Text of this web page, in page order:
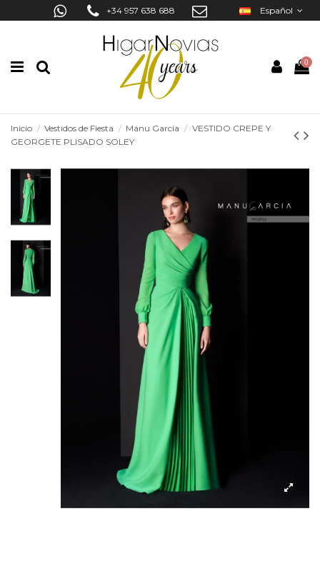
+34 957 638 688 Español
0
Inicio Vestidos de Fiesta Manu García
VESTIDO CREPE Y
GEORGETE PLISADO SOLEY